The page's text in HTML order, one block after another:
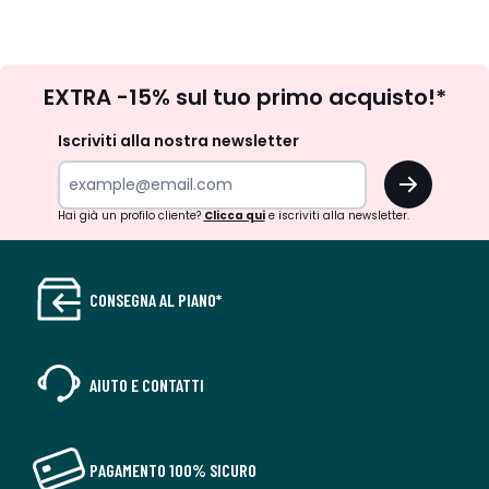
newsletter
EXTRA -15% sul tuo primo acquisto!*
Iscriviti alla nostra newsletter
OK
Hai già un profilo cliente? Clicca quie iscriviti alla newsletter.
CONSEGNA AL PIANO*
AIUTO E CONTATTI
PAGAMENTO 100% SICURO